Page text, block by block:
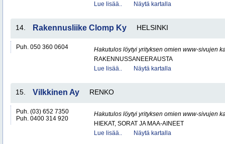
Lue lisää..
Näytä kartalla
14. Rakennusliike Clomp Ky HELSINKI
Puh. 050 360 0604
Hakutulos löytyi yrityksen omien www-sivujen
RAKENNUSSANEERAUSTA
Lue lisää..
Näytä kartalla
15. Vilkkinen Ay RENKO
Puh. (03) 652 7350
Puh. 0400 314 920
Hakutulos löytyi yrityksen omien www-sivujen
HIEKAT, SORAT JA MAA-AINEET
Lue lisää..
Näytä kartalla